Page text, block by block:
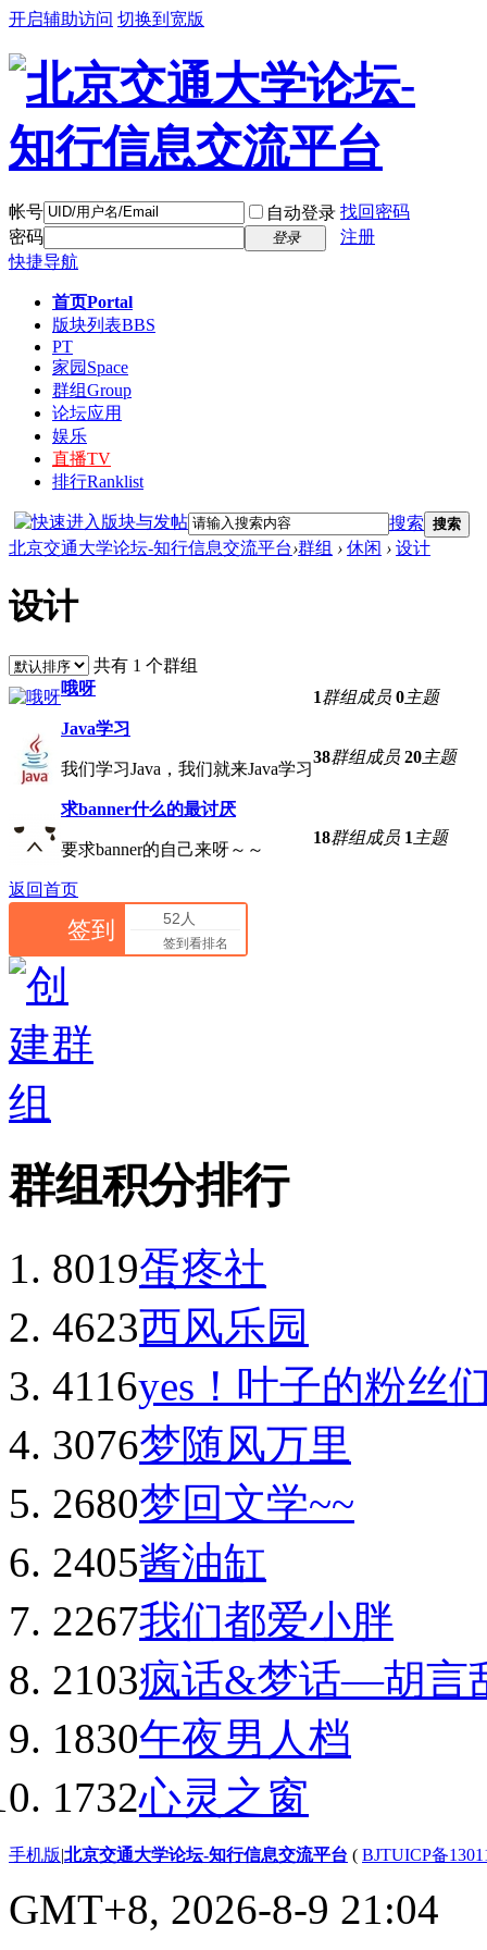
开启辅助访问 切换到宽版
帐号 自动登录 找回密码
密码
登录
注册
快捷导航
首页Portal
版块列表BBS
PT
家园 Space
群组Group
论坛应用
娱乐
直播TV
排行Ranklist
搜索 搜索
北京交通大学论坛-知行信息交流平台›群组 › 休闲 › 设计
设计
共有 1 个群组
哦呀
1群组成员 0主题
Java学习
我们学习Java，我们就来Java学习
38群组成员 20主题
求banner什么的最讨厌
要求banner的自己来呀～～
18群组成员 1 主题
返回首页
签到 52人
签到看排名
群组积分排行
8019蛋疼社
4623西风乐园
4116yes！叶子的粉丝
3076梦随风万里
2680梦回文学~~
2405酱油缸
2267我们都爱小胖
2103疯话&梦话—胡言
1830午夜男人档
1732心灵之窗
手机版|北京交通大学论坛-知行信息交流平台 ( BJTUICP备
GMT+8, 2026-8-9 21:04